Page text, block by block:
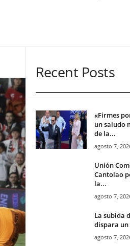
Recent Posts
«Firmes
un saludo
de la...
agosto 7,
Unión
Cantolao
la...
agosto 7,
La subida
dispara un
agosto 7,